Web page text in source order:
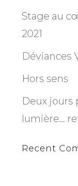
Stage au
2021
Déviances
Hors sens
Deux jours
lumière…
Recent